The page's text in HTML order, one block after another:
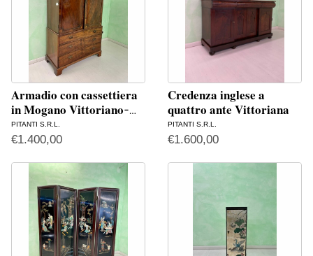
Armadio con cassettiera
in Mogano Vittoriano ̵…
PITANTI S.R.L.
€1.400,00
Credenza inglese a
quattro ante Vittoriana
PITANTI S.R.L.
€1.600,00